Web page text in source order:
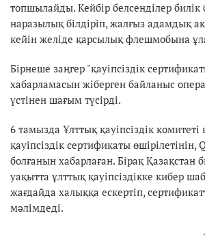
топшылайды. Кейбір белсенділер билік
наразылық білдіріп, жалғыз адамдық
кейін желіде қарсылық флешмобына
Бірнеше заңгер "қауіпсіздік
хабарламасын жіберген байланыс
үстінен шағым түсірді.
6 тамызда Ұлттық қауіпсіздік комитеті
қауіпсіздік сертификаты өшірілетінін,
болғанын хабарлаған. Бірақ Қазақстан
уақытта ұлттық қауіпсіздікке кибер
жағдайда халыққа ескертіп,
мәлімдеді.